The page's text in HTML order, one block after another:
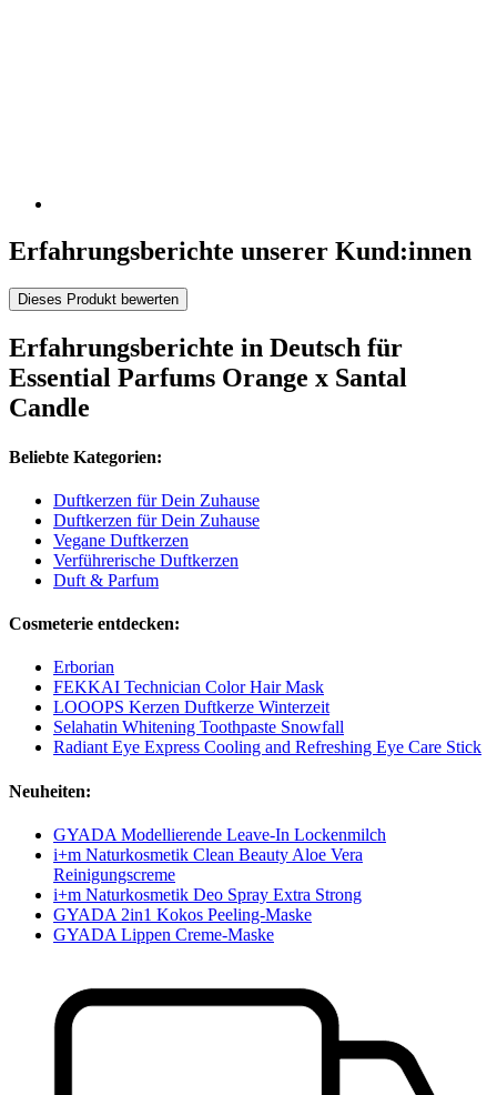
Erfahrungsberichte unserer Kund:innen
Dieses Produkt bewerten
Erfahrungsberichte in Deutsch für
Essential Parfums Orange x Santal
Candle
Beliebte Kategorien:
Duftkerzen für Dein Zuhause
Duftkerzen für Dein Zuhause
Vegane Duftkerzen
Verführerische Duftkerzen
Duft & Parfum
Cosmeterie entdecken:
Erborian
FEKKAI Technician Color Hair Mask
LOOOPS Kerzen Duftkerze Winterzeit
Selahatin Whitening Toothpaste Snowfall
Radiant Eye Express Cooling and Refreshing Eye Care Stick
Neuheiten:
GYADA Modellierende Leave-In Lockenmilch
i+m Naturkosmetik Clean Beauty Aloe Vera
Reinigungscreme
i+m Naturkosmetik Deo Spray Extra Strong
GYADA 2in1 Kokos Peeling-Maske
GYADA Lippen Creme-Maske